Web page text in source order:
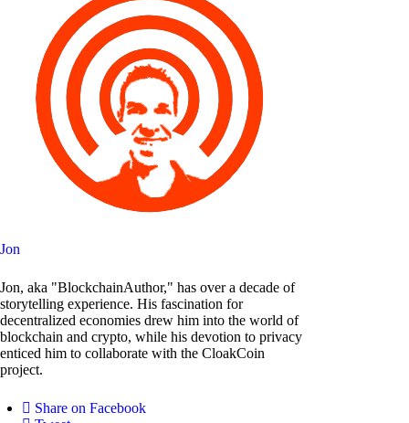
Jon
Jon, aka "BlockchainAuthor," has over a decade of
storytelling experience. His fascination for
decentralized economies drew him into the world of
blockchain and crypto, while his devotion to privacy
enticed him to collaborate with the CloakCoin
project.
Share on Facebook